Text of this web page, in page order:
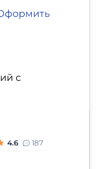
с
4.6 187